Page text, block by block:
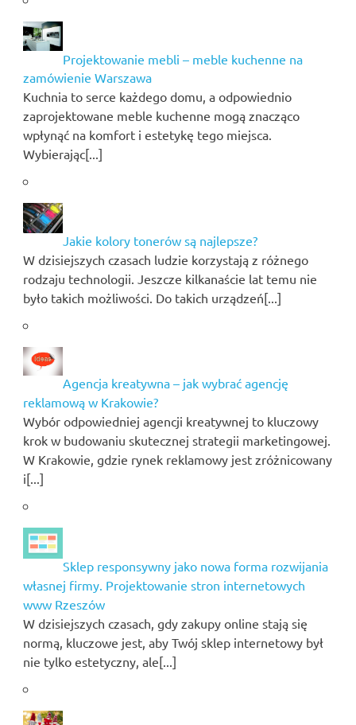
Projektowanie mebli – meble kuchenne na
zamówienie Warszawa
Kuchnia to serce każdego domu, a odpowiednio
zaprojektowane meble kuchenne mogą znacząco
wpłynąć na komfort i estetykę tego miejsca.
Wybierając[...]
Jakie kolory tonerów są najlepsze?
W dzisiejszych czasach ludzie korzystają z różnego
rodzaju technologii. Jeszcze kilkanaście lat temu nie
było takich możliwości. Do takich urządzeń[...]
Agencja kreatywna – jak wybrać agencję
reklamową w Krakowie?
Wybór odpowiedniej agencji kreatywnej to kluczowy
krok w budowaniu skutecznej strategii marketingowej.
W Krakowie, gdzie rynek reklamowy jest zróżnicowany
i[...]
Sklep responsywny jako nowa forma rozwijania
własnej firmy. Projektowanie stron internetowych
www Rzeszów
W dzisiejszych czasach, gdy zakupy online stają się
normą, kluczowe jest, aby Twój sklep internetowy był
nie tylko estetyczny, ale[...]